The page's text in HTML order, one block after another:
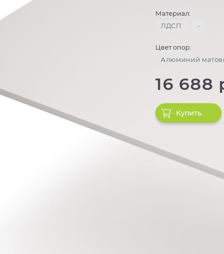
Материал:
ЛДСП
-
Цвет опор:
Алюминий
16 688
Купить